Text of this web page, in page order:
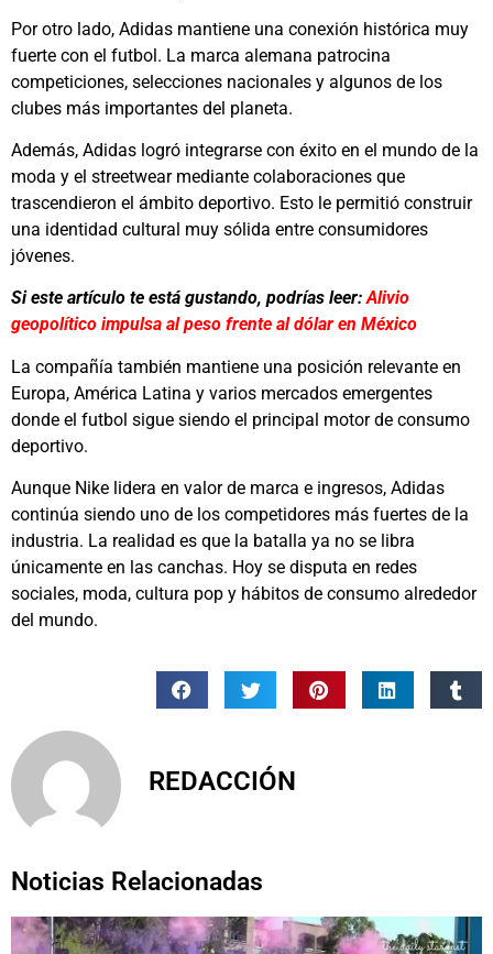
Por otro lado, Adidas mantiene una conexión histórica muy
fuerte con el futbol. La marca alemana patrocina
competiciones, selecciones nacionales y algunos de los
clubes más importantes del planeta.
Además, Adidas logró integrarse con éxito en el mundo de la
moda y el streetwear mediante colaboraciones que
trascendieron el ámbito deportivo. Esto le permitió construir
una identidad cultural muy sólida entre consumidores
jóvenes.
Si este artículo te está gustando, podrías leer:Alivio
geopolítico impulsa al peso frente al dólar en México
La compañía también mantiene una posición relevante en
Europa, América Latina y varios mercados emergentes
donde el futbol sigue siendo el principal motor de consumo
deportivo.
Aunque Nike lidera en valor de marca e ingresos, Adidas
continúa siendo uno de los competidores más fuertes de la
industria. La realidad es que la batalla ya no se libra
únicamente en las canchas. Hoy se disputa en redes
sociales, moda, cultura pop y hábitos de consumo alrededor
del mundo.
REDACCIÓN
Noticias Relacionadas